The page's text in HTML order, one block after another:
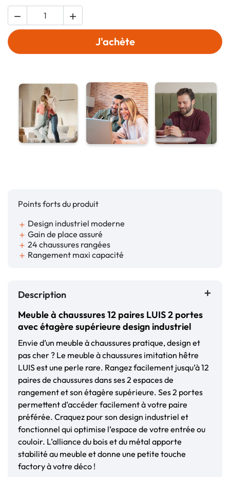
 
J'achète
Points forts du produit
add Design industriel moderne
add Gain de place assuré
add 24 chaussures rangées
add Rangement maxi capacité
Description
Meuble à chaussures 12 paires LUIS 2 portes
avec étagère supérieure design industriel
Envie d’un meuble à chaussures pratique, design et
pas cher ? Le meuble à chaussures imitation hêtre
LUIS est une perle rare. Rangez facilement jusqu’à 12
paires de chaussures dans ses 2 espaces de
rangement et son étagère supérieure. Ses 2 portes
permettent d’accéder facilement à votre paire
préférée. Craquez pour son design industriel et
fonctionnel qui optimise l’espace de votre entrée ou
couloir. L’alliance du bois et du métal apporte
stabilité au meuble et donne une petite touche
factory à votre déco !